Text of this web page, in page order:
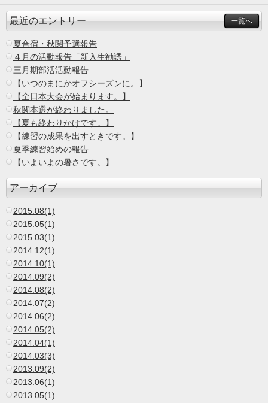
最近のエントリー 一覧へ
夏合宿・秋関予選報告
４月の活動報告「新入生勧誘」
三月期部活活動報告
【いつのまにかオフシーズンに。】
【全日本大会が始まります。】
秋関本選が終わりました。
【夏も終わりかけです。】
【練習の成果を出すときです。】
夏季練習始めの報告
【いよいよの暑さです。】
アーカイブ
2015.08(1)
2015.05(1)
2015.03(1)
2014.12(1)
2014.10(1)
2014.09(2)
2014.08(2)
2014.07(2)
2014.06(2)
2014.05(2)
2014.04(1)
2014.03(3)
2013.09(2)
2013.06(1)
2013.05(1)